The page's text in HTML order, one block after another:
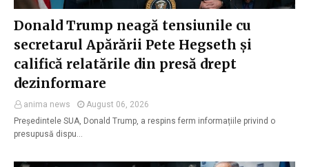
Donald Trump neagă tensiunile cu
secretarul Apărării Pete Hegseth și
califică relatările din presă drept
dezinformare
anima news
August 06, 2026
Președintele SUA, Donald Trump, a respins ferm informațiile privind o
presupusă dispu…